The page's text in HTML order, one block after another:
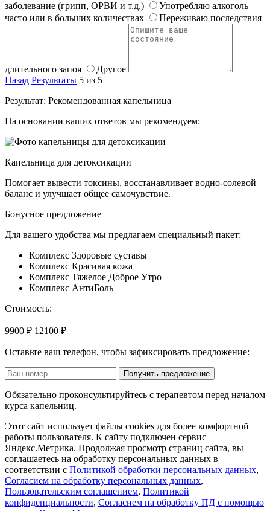
заболевание (грипп, ОРВИ и т.д.)
Употребляю алкоголь
часто или в больших количествах
Переживаю последствия
длительного запоя
Другое
Назад Результаты 5 из 5
Результат: Рекомендованная капельница
На основании ваших ответов мы рекомендуем:
Капельница для детоксикации
Помогает вывести токсины, восстанавливает водно-солевой
баланс и улучшает общее самочувствие.
Бонусное предложение
Для вашего удобства мы предлагаем специальный пакет:
Комплекс Здоровые суставы
Комплекс Красивая кожа
Комплекс Тяжелое Доброе Утро
Комплекс АнтиБоль
Стоимость:
9900 ₽ 12100 ₽
Оставьте ваш телефон, чтобы зафиксировать предложение:
Получить предложение
Обязательно проконсультируйтесь с терапевтом перед началом
курса капельниц.
Этот сайт использует файлы cookies для более комфортной
работы пользователя. К сайту подключен сервис
Яндекс.Метрика. Продолжая просмотр страниц сайта, вы
соглашаетесь на обработку персональных данных в
соответствии с Политикой обработки персональных данных,
Согласием на обработку персональных данных,
Пользовательским соглашением, Политикой
конфиденциальности, Согласием на обработку ПД с помощью